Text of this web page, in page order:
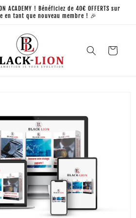
ACADEMY ! Bénéficiez de 40€ OFFERTS sur
en tant que nouveau membre ! 🎉
Panier